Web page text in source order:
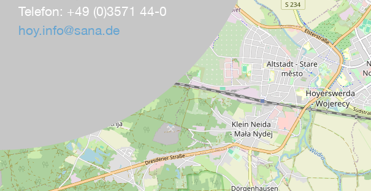
Telefon: +49 (0)3571 44-0
hoy.info@sana.de